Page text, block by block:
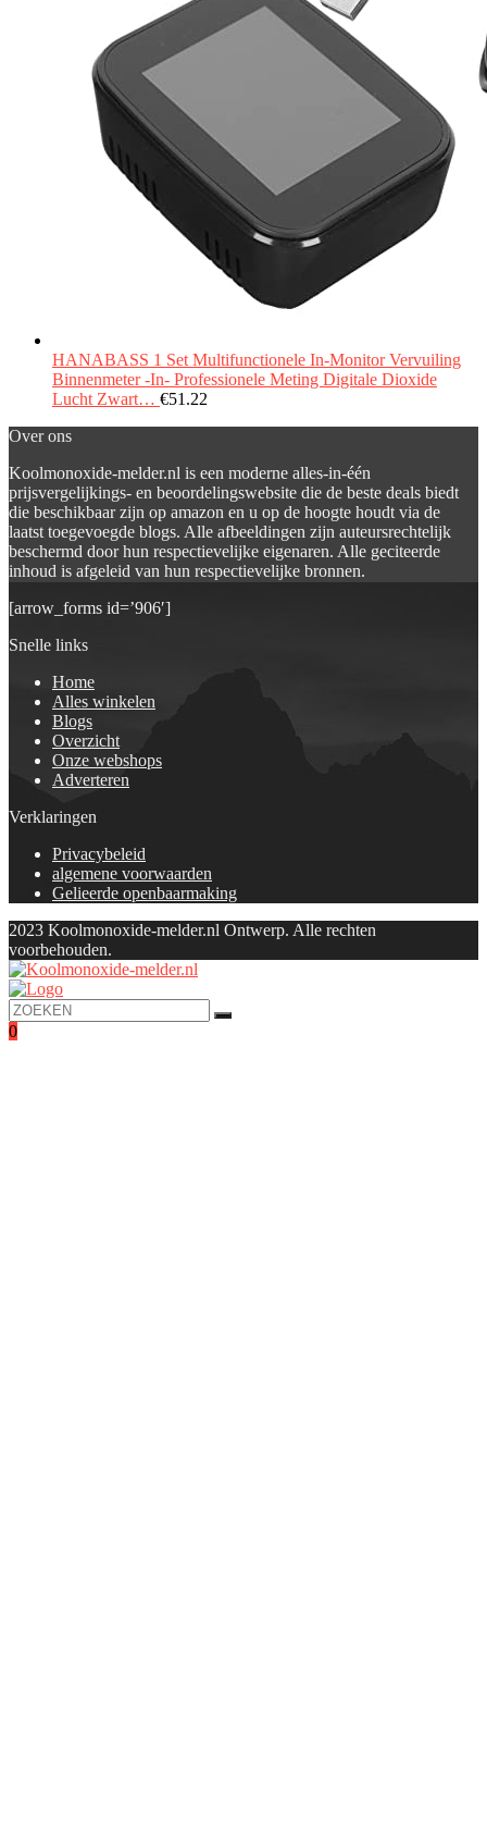
HANABASS 1 Set Multifunctionele In-Monitor Vervuiling
Binnenmeter -In- Professionele Meting Digitale Dioxide
Lucht Zwart… €51.22
Over ons
Koolmonoxide-melder.nl is een moderne alles-in-één
prijsvergelijkings- en beoordelingswebsite die de beste deals biedt
die beschikbaar zijn op amazon en u op de hoogte houdt via de
laatst toegevoegde blogs. Alle afbeeldingen zijn auteursrechtelijk
beschermd door hun respectievelijke eigenaren. Alle geciteerde
inhoud is afgeleid van hun respectievelijke bronnen.
[arrow_forms id=’906′]
Snelle links
Home
Alles winkelen
Blogs
Overzicht
Onze webshops
Adverteren
Verklaringen
Privacybeleid
algemene voorwaarden
Gelieerde openbaarmaking
2023 Koolmonoxide-melder.nl Ontwerp. Alle rechten
voorbehouden.
0